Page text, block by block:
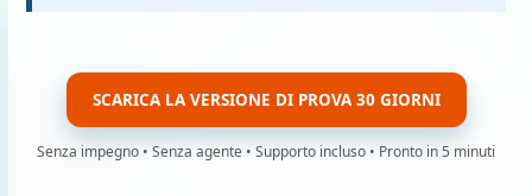
SCARICA LA VERSIONE DI PROVA 30 GIORNI
Senza impegno • Senza agente • Supporto incluso • Pronto in 5 minuti